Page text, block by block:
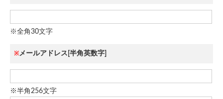
※全角30文字
※メールアドレス[半角英数字]
※半角256文字